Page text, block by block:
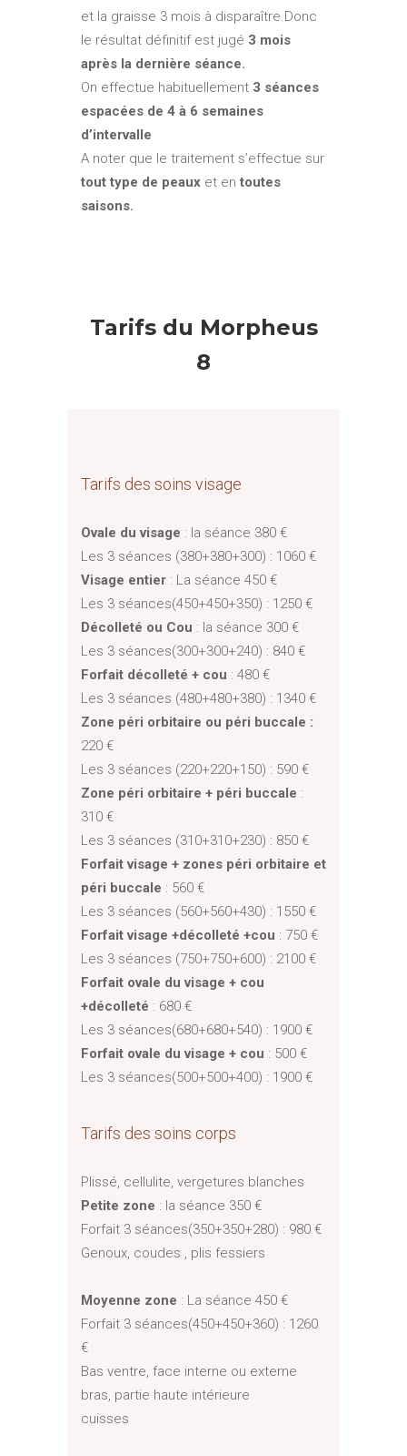
et la graisse 3 mois à disparaître.Donc
le résultat définitif est jugé 3 mois
après la dernière séance.
On effectue habituellement 3 séances
espacées de 4 à 6 semaines
d’intervalle
A noter que le traitement s’effectue sur
tout type de peaux et en toutes
saisons.
Tarifs du Morpheus
8
Tarifs des soins visage
Ovale du visage : la séance 380 €
Les 3 séances (380+380+300) : 1060 €
Visage entier : La séance 450 €
Les 3 séances(450+450+350) : 1250 €
Décolleté ou Cou : la séance 300 €
Les 3 séances(300+300+240) : 840 €
Forfait décolleté + cou : 480 €
Les 3 séances (480+480+380) : 1340 €
Zone péri orbitaire ou péri buccale :
220 €
Les 3 séances (220+220+150) : 590 €
Zone péri orbitaire + péri buccale :
310 €
Les 3 séances (310+310+230) : 850 €
Forfait visage + zones péri orbitaire et
péri buccale : 560 €
Les 3 séances (560+560+430) : 1550 €
Forfait visage +décolleté +cou : 750 €
Les 3 séances (750+750+600) : 2100 €
Forfait ovale du visage + cou
+décolleté : 680 €
Les 3 séances(680+680+540) : 1900 €
Forfait ovale du visage + cou : 500 €
Les 3 séances(500+500+400) : 1900 €
Tarifs des soins corps
Plissé, cellulite, vergetures blanches
Petite zone : la séance 350 €
Forfait 3 séances(350+350+280) : 980 €
Genoux, coudes , plis fessiers
Moyenne zone : La séance 450 €
Forfait 3 séances(450+450+360) : 1260
€
Bas ventre, face interne ou externe
bras, partie haute intérieure
cuisses